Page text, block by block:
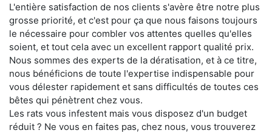
L'entière satisfaction de nos clients s'avère être notre plus
grosse priorité, et c'est pour ça que nous faisons toujours
le nécessaire pour combler vos attentes quelles qu'elles
soient, et tout cela avec un excellent rapport qualité prix.
Nous sommes des experts de la dératisation, et à ce titre,
nous bénéficions de toute l'expertise indispensable pour
vous délester rapidement et sans difficultés de toutes ces
bêtes qui pénètrent chez vous.
Les rats vous infestent mais vous disposez d'un budget
réduit ? Ne vous en faites pas, chez nous, vous trouverez